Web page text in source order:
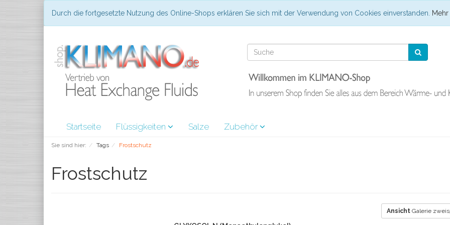
Durch die fortgesetzte Nutzung des Online-Shops erklären Sie sich mit der Verwendung von Cookies einverstanden.
Startseite Flüssigkeiten Salze Zubehör
Sie sind hier: Tags Frostschutz
Frostschutz
Ansicht Galerie